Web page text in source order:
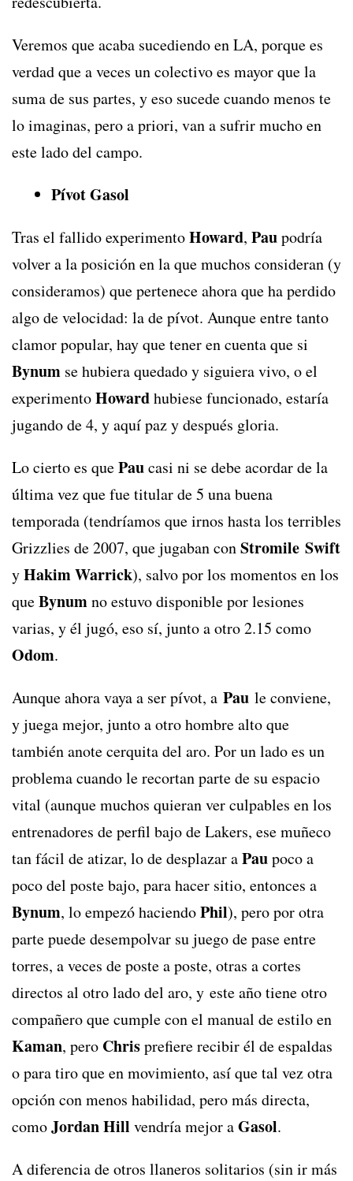
Veremos que acaba sucediendo en LA, porque es
verdad que a veces un colectivo es mayor que la
suma de sus partes, y eso sucede cuando menos te
lo imaginas, pero a priori, van a sufrir mucho en
este lado del campo.
Pívot Gasol
Tras el fallido experimentoHoward, Paupodría
volver a la posición en la que muchos consideran (y
consideramos) que pertenece ahora que ha perdido
algo de velocidad: la de pívot. Aunque entre tanto
clamor popular, hay que tener en cuenta que si
Bynum se hubiera quedado y siguiera vivo, o el
experimentoHowardhubiese funcionado, estaría
jugando de 4, y aquí paz y después gloria.
Lo cierto es quePaucasi ni se debe acordar de la
última vez que fue titular de 5 una buena
temporada (tendríamos que irnos hasta los terribles
Grizzlies de 2007, que jugaban conStromile Swift
yHakim Warrick), salvo por los momentos en los
queBynumno estuvo disponible por lesiones
varias, y él jugó, eso sí, junto a otro 2.15 como
Odom.
Aunque ahora vaya a ser pívot, a Pau le conviene,
y juega mejor, junto a otro hombre alto que
también anote cerquita del aro. Por un lado es un
problema cuando le recortan parte de su espacio
vital (aunque muchos quieran ver culpables en los
entrenadores de perfil bajo de Lakers, ese muñeco
tan fácil de atizar, lo de desplazar aPaupoco a
poco del poste bajo, para hacer sitio, entonces a
Bynum, lo empezó haciendoPhil), pero por otra
parte puede desempolvar su juego de pase entre
torres, a veces de poste a poste, otras a cortes
directos al otro lado del aro, y este año tiene otro
compañero que cumple con el manual de estilo en
Kaman, pero Chrisprefiere recibir él de espaldas
o para tiro que en movimiento, así que tal vez otra
opción con menos habilidad, pero más directa,
comoJordan Hill vendría mejor aGasol.
A diferencia de otros llaneros solitarios (sin ir más